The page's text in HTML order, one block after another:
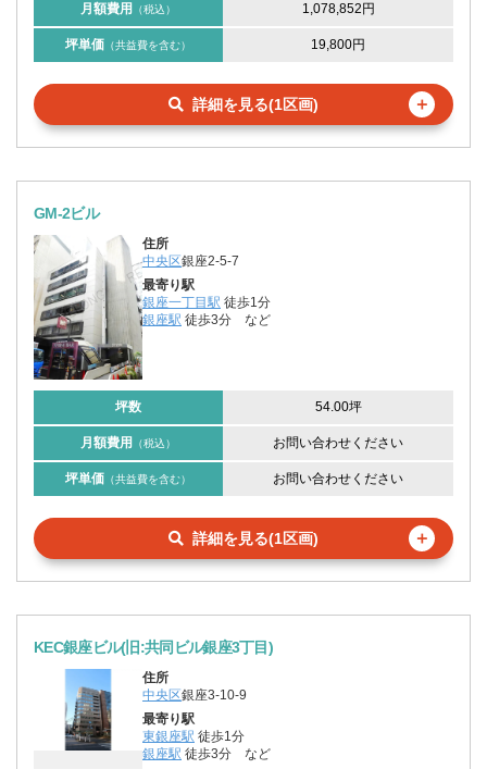
月額費用 （税込） 1,078,852円
坪単価 （共益費を含む） 19,800円
詳細を見る(1区画) ＋
GM-2ビル
住所
中央区銀座2-5-7
最寄り駅
銀座一丁目駅 徒歩1分
銀座駅 徒歩3分 など
坪数 54.00坪
月額費用 （税込） お問い合わせください
坪単価 （共益費を含む） お問い合わせください
詳細を見る(1区画) ＋
KEC銀座ビル(旧:共同ビル銀座3丁目)
住所
中央区銀座3-10-9
最寄り駅
東銀座駅 徒歩1分
銀座駅 徒歩3分 など